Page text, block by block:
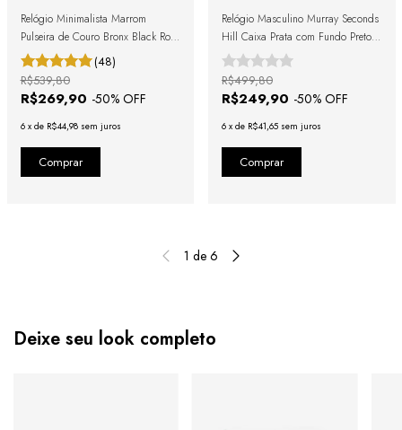
Relógio Minimalista Marrom
Pulseira de Couro Bronx Black Rosé
Gold 40mm
(48)
R$269,90 -50% OFF
R$539,80
6 x de R$44,98 sem juros
Relógio Masculino Murray Seconds
Hill Caixa Prata com Fundo Preto e
Data 40mm
R$249,90 -50% OFF
R$499,80
6 x de R$41,65 sem juros
1 de 6
Deixe seu look completo